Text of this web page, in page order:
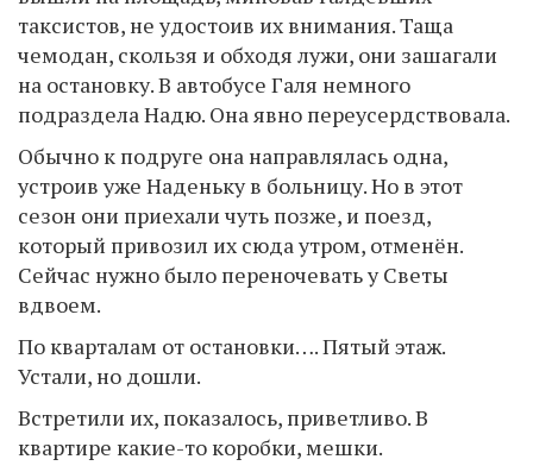
таксистов, не удостоив их внимания. Таща
чемодан, скользя и обходя лужи, они зашагали
на остановку. В автобусе Галя немного
подраздела Надю. Она явно переусердствовала.
Обычно к подруге она направлялась одна,
устроив уже Наденьку в больницу. Но в этот
сезон они приехали чуть позже, и поезд,
который привозил их сюда утром, отменён.
Сейчас нужно было переночевать у Светы
вдвоем.
По кварталам от остановки…. Пятый этаж.
Устали, но дошли.
Встретили их, показалось, приветливо. В
квартире какие-то коробки, мешки.